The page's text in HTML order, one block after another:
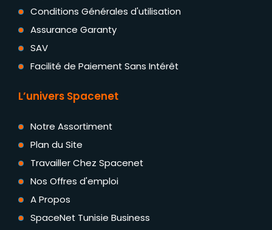
Conditions Générales d'utilisation
Assurance Garanty
SAV
Facilité de Paiement Sans Intérêt
L’univers Spacenet
Notre Assortiment
Plan du Site
Travailler Chez Spacenet
Nos Offres d'emploi
A Propos
SpaceNet Tunisie Business